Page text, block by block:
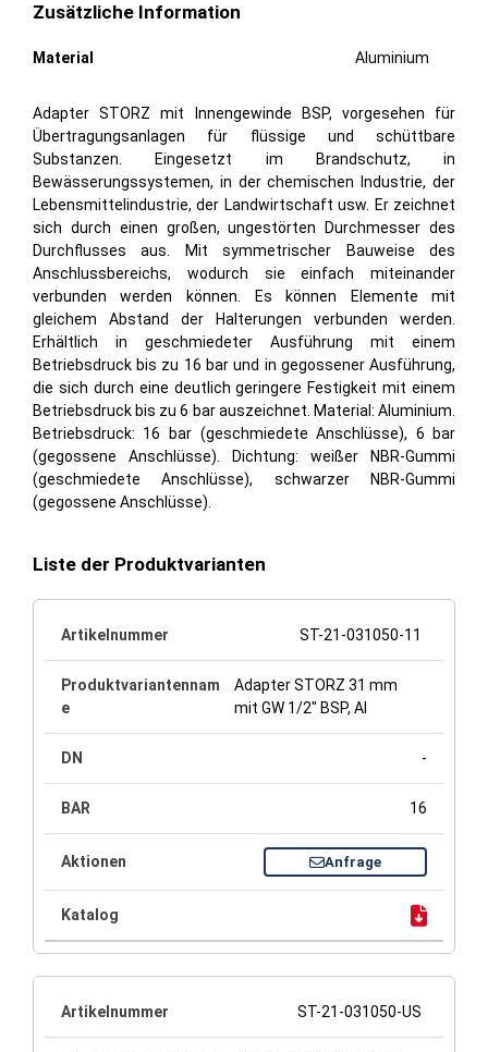
Zusätzliche Information
Material Aluminium
Adapter STORZ mit Innengewinde BSP, vorgesehen für
Übertragungsanlagen für flüssige und schüttbare
Substanzen. Eingesetzt im Brandschutz, in
Bewässerungssystemen, in der chemischen Industrie, der
Lebensmittelindustrie, der Landwirtschaft usw. Er zeichnet
sich durch einen großen, ungestörten Durchmesser des
Durchflusses aus. Mit symmetrischer Bauweise des
Anschlussbereichs, wodurch sie einfach miteinander
verbunden werden können. Es können Elemente mit
gleichem Abstand der Halterungen verbunden werden.
Erhältlich in geschmiedeter Ausführung mit einem
Betriebsdruck bis zu 16 bar und in gegossener Ausführung,
die sich durch eine deutlich geringere Festigkeit mit einem
Betriebsdruck bis zu 6 bar auszeichnet. Material: Aluminium.
Betriebsdruck: 16 bar (geschmiedete Anschlüsse), 6 bar
(gegossene Anschlüsse). Dichtung: weißer NBR-Gummi
(geschmiedete Anschlüsse), schwarzer NBR-Gummi
(gegossene Anschlüsse).
Liste der Produktvarianten
ST-21-031050-11
Adapter STORZ 31 mm
mit GW 1/2" BSP, Al
-
16
Anfrage
ST-21-031050-US